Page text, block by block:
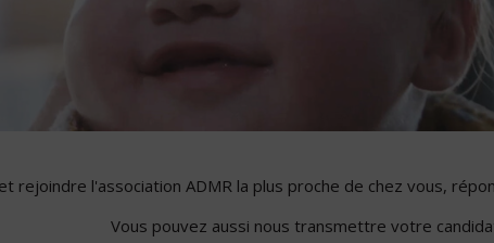
rejoindre l'association ADMR la plus proche de chez vous,
Vous pouvez aussi nous transmettre votre